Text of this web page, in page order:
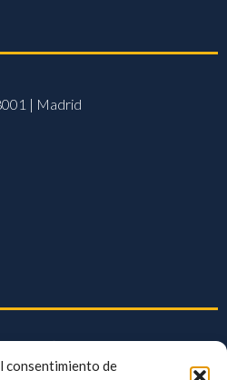
consentimiento de
| Madrid